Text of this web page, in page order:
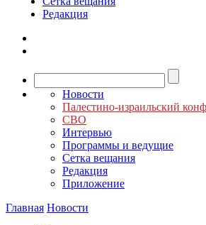
Редакция
Новости
Палестино-израильский
СВО
Интервью
Программы и ведущие
Сетка вещания
Редакция
Приложение
Главная Новости